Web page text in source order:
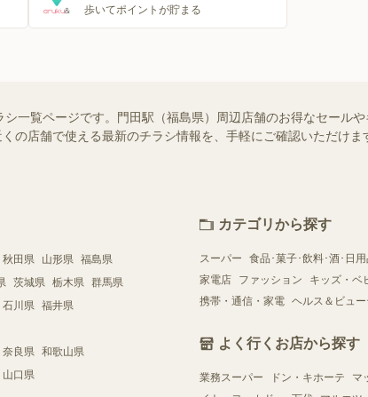
歩いてポイントが貯まる
一覧ページです。門田駅（福島県）周辺店舗のお得なセール
の店舗で使える最新のチラシ情報を、手軽にご確認いただけま
秋田県 山形県 福島県
茨城県 栃木県 群馬県
石川県 福井県
奈良県 和歌山県
山口県
カテゴリから探す
スーパー 食品･菓子･飲料･酒･日
家電店
ファッション キッズ・ベ
携帯・通信・家電 ヘルス＆ビュ
よく行くお店から探す
業務スーパー ドン・キホーテ マ